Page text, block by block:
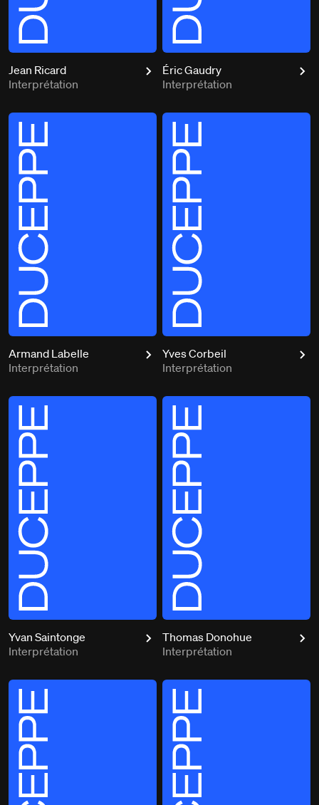
Jean Ricard
Interprétation
Éric Gaudry
Interprétation
Armand Labelle
Interprétation
Yves Corbeil
Interprétation
Yvan Saintonge
Interprétation
Thomas Donohue
Interprétation